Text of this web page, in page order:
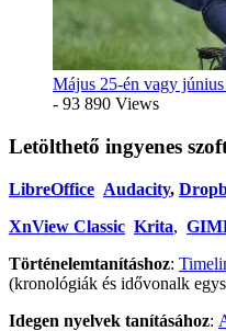
Május 25-én vagy
- 93 890 Views
Letölthető ingyenes
LibreOffice Audacity,
XnView Classic Krita,
Történelemtanításhoz:
(kronológiák és idővonalk
Idegen nyelvek tanításához: